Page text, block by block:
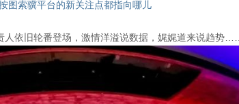
图索骥平台的新关注点都指向哪儿
依旧轮番登场，激情洋溢说数据，娓娓道来说趋势……